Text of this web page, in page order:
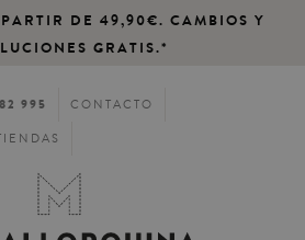
DE 49,90€. CAMBIOS Y
GRATIS.*
995 CONTACTO